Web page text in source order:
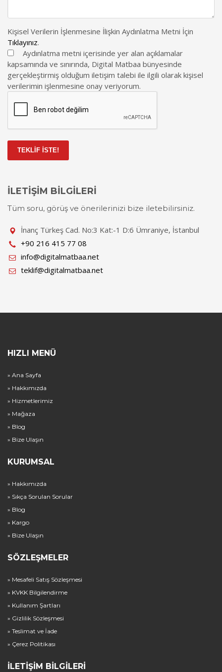
Kişisel Verilerin İşlenmesine İlişkin Aydınlatma Metni İçin
Tıklayınız.
Aydınlatma metni içerisinde yer alan açıklamalar
kapsamında ve sınırında, Digital Matbaa bünyesinde
gerçekleştirmiş olduğum iletişim talebi ile ilgili olarak kişisel
verilerimin işlenmesine onay veriyorum.
TEKLİF İSTE!
İLETİŞİM BİLGİLERİ
Tüm soru, görüş ve önerilerinizi bize iletebilirsiniz.
İnanç Türkeş Cad. No:3 Kat:-1 D:6 Ümraniye, İstanbul
+90 216 415 77 08
info@digitalmatbaa.net
teklif@digitalmatbaa.net
HIZLI MENÜ
» Ana Sayfa
» Hakkımızda
» Hizmetlerimiz
» Mağaza
» Blog
» Bize Ulaşın
KURUMSAL
» Hakkımızda
» Sıkça Sorulan Sorular
» Blog
» Kargo
» Bize Ulaşın
SÖZLEŞMELER
» Mesafeli Satış Sözleşmesi
» KVKK Bilgilendirme
» Kullanım Şartları
» Gizlilik Sözleşmesi
» Teslimat ve İade
» Çerez Politikası
İLETIŞIM BILGILERI